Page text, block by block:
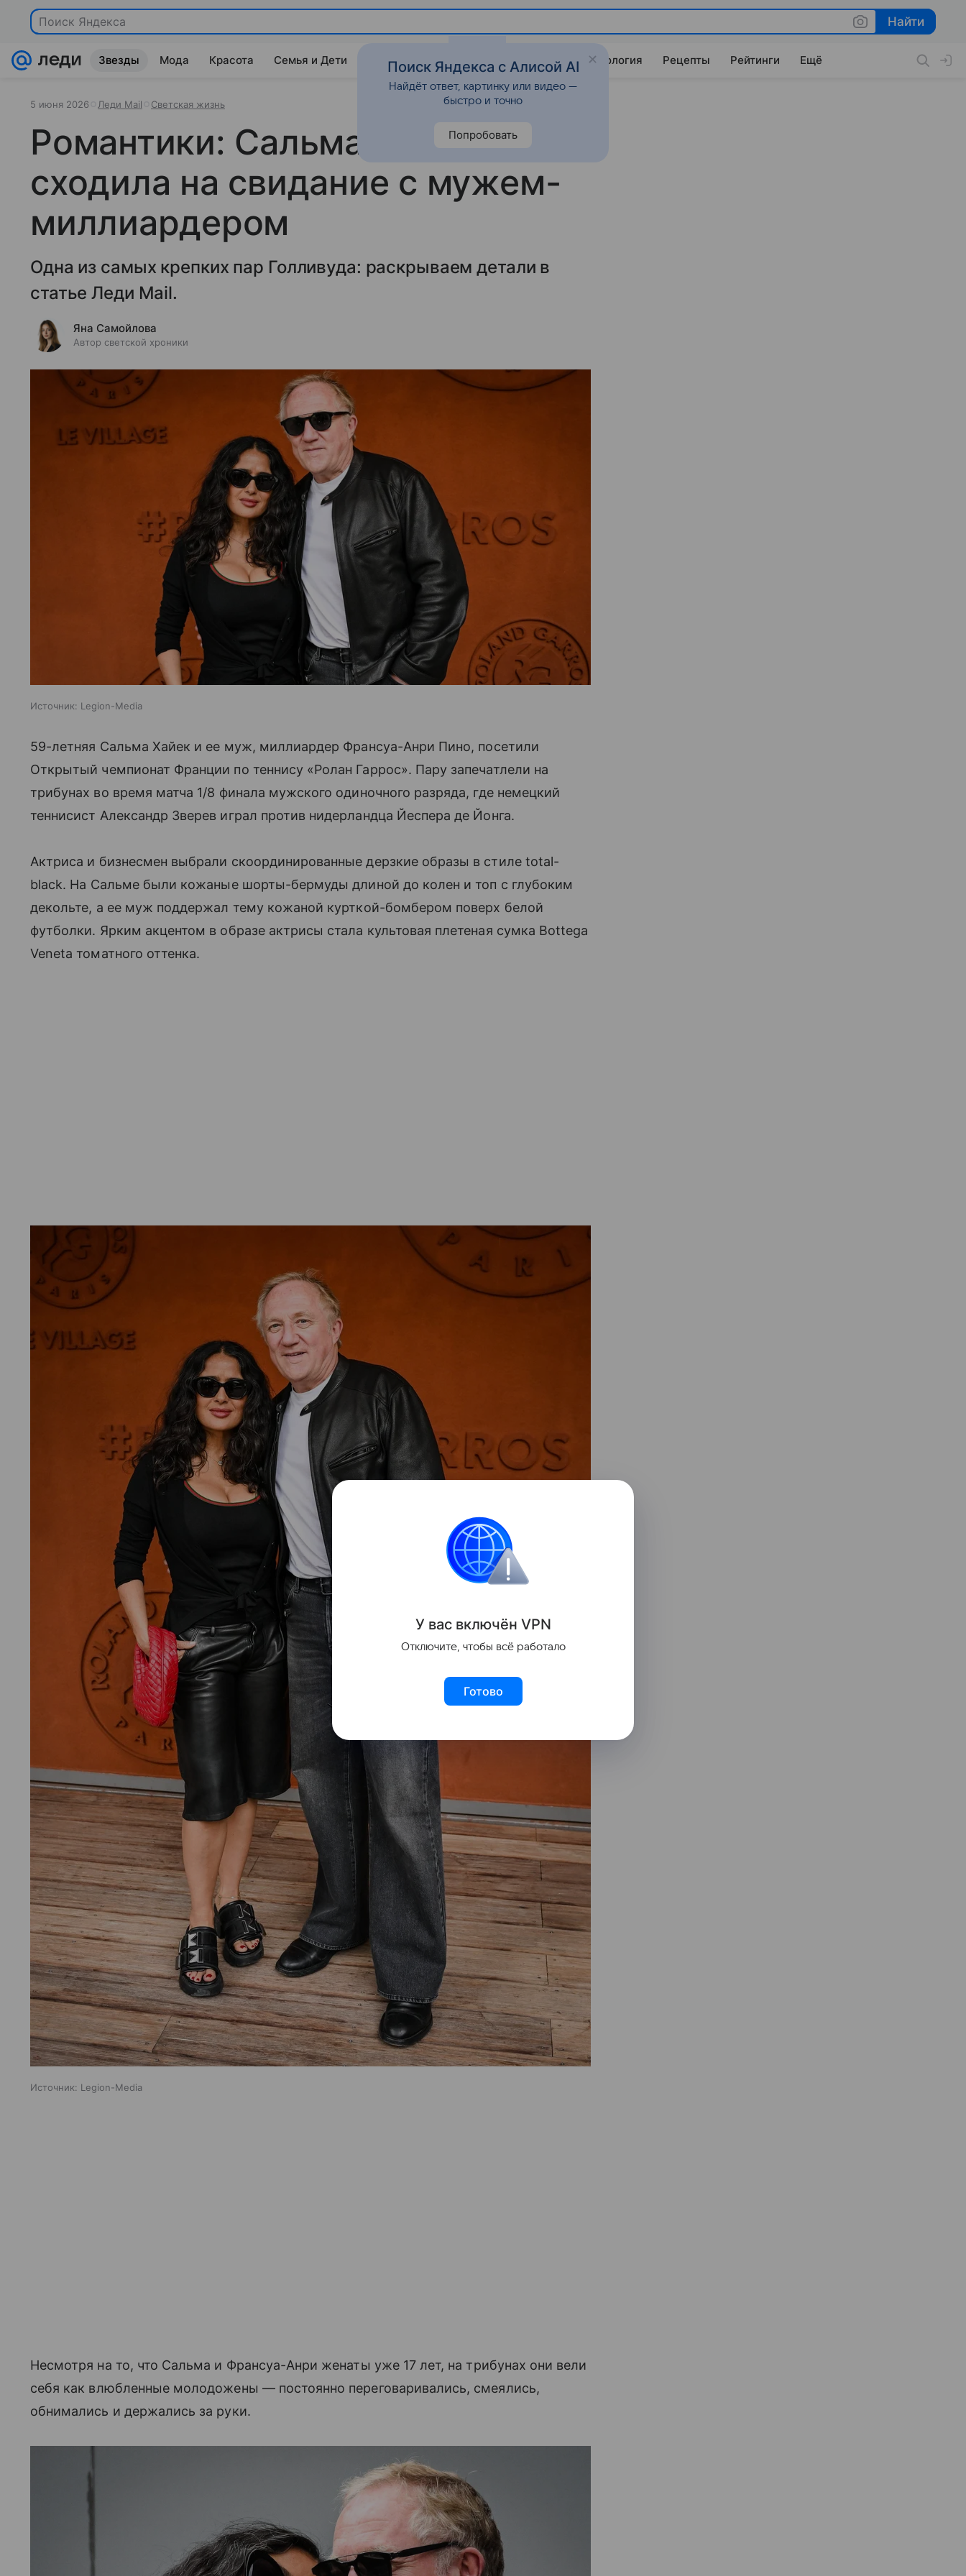
Поиск Яндекса Найти
Найти
Звезды Мода Красота Семья и Дети Дом Гороскопы Стиль жизни Психология Рецепты Рейтинги Ещё
5 июня 2026 Леди Mail Светская жизнь
Романтики: Сальма Хайек
сходила на свидание с мужем-
миллиардером
Одна из самых крепких пар Голливуда: раскрываем детали в
статье Леди Mail.
Яна Самойлова
Автор светской хроники
Источник: Legion-Media
59-летняя Сальма Хайек и ее муж, миллиардер Франсуа-Анри Пино, посетили
Открытый чемпионат Франции по теннису «Ролан Гаррос». Пару запечатлели на
трибунах во время матча 1/8 финала мужского одиночного разряда, где немецкий
теннисист Александр Зверев играл против нидерландца Йеспера де Йонга.
Актриса и бизнесмен выбрали скоординированные дерзкие образы в стиле total-
black. На Сальме были кожаные шорты-бермуды длиной до колен и топ с глубоким
декольте, а ее муж поддержал тему кожаной курткой-бомбером поверх белой
футболки. Ярким акцентом в образе актрисы стала культовая плетеная сумка Bottega
Veneta томатного оттенка.
Источник: Legion-Media
Несмотря на то, что Сальма и Франсуа-Анри женаты уже 17 лет, на трибунах они вели
себя как влюбленные молодожены — постоянно переговаривались, смеялись,
обнимались и держались за руки.
У вас включён VPN
Отключите, чтобы всё работало
Готово
Поиск Яндекса с Алисой AI
Найдёт ответ, картинку или видео —
быстро и точно
Попробовать